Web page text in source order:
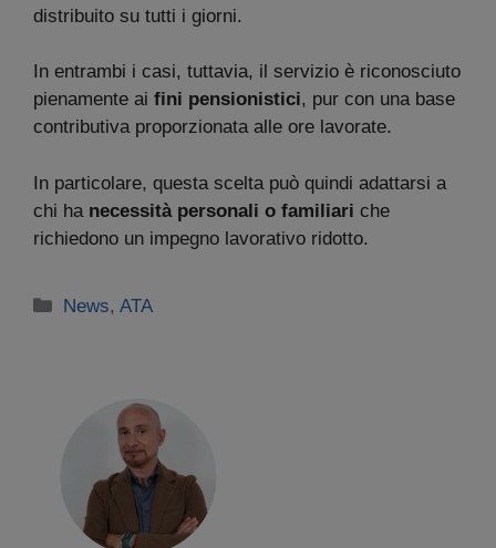
distribuito su tutti i giorni.
In entrambi i casi, tuttavia, il servizio è riconosciuto
pienamente ai fini pensionistici, pur con una base
contributiva proporzionata alle ore lavorate.
In particolare, questa scelta può quindi adattarsi a
chi ha necessità personali o familiari che
richiedono un impegno lavorativo ridotto.
Categorie
News,ATA